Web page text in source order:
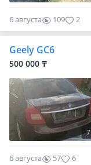
6 августа 109 2
Geely GC6
500 000 ₸
7
6 августа 57 6